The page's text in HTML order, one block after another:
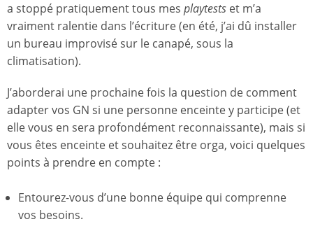
a stoppé pratiquement tous mes playtests et m’a
vraiment ralentie dans l’écriture (en été, j’ai dû installer
un bureau improvisé sur le canapé, sous la
climatisation).
J’aborderai une prochaine fois la question de comment
adapter vos GN si une personne enceinte y participe (et
elle vous en sera profondément reconnaissante), mais si
vous êtes enceinte et souhaitez être orga, voici quelques
points à prendre en compte :
Entourez-vous d’une bonne équipe qui comprenne
vos besoins.